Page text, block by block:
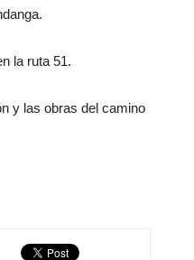
la ruta 51.
y las obras del camino